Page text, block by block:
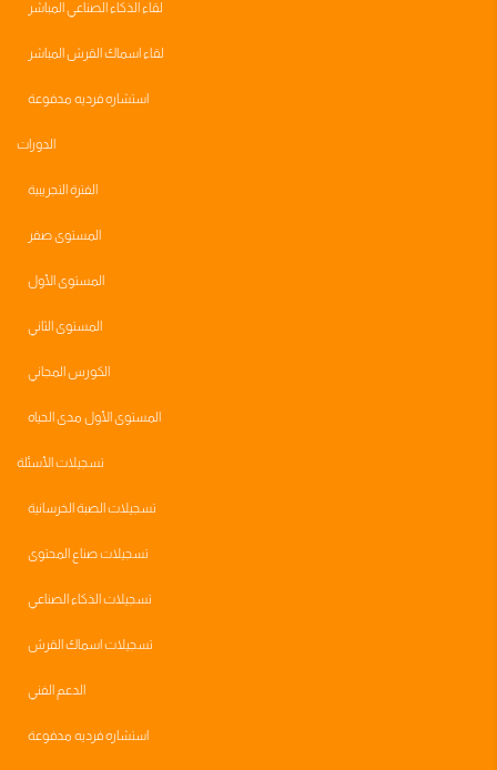
لقاء الذكاء الصناعي المباشر
لقاء اسماك القرش المباشر
استشاره فرديه مدفوعة
الدورات
الفترة التجريبية
المستوى صفر
المستوى الأول
المستوى الثاني
الكورس المجاني
المستوى الأول مدى الحياه
تسجيلات الأسئلة
تسجيلات الصبة الخرسانية
تسجيلات صناع المحتوى
تسجيلات الذكاء الصناعي
تسجيلات اسماك القرش
الدعم الفني
استشاره فرديه مدفوعة